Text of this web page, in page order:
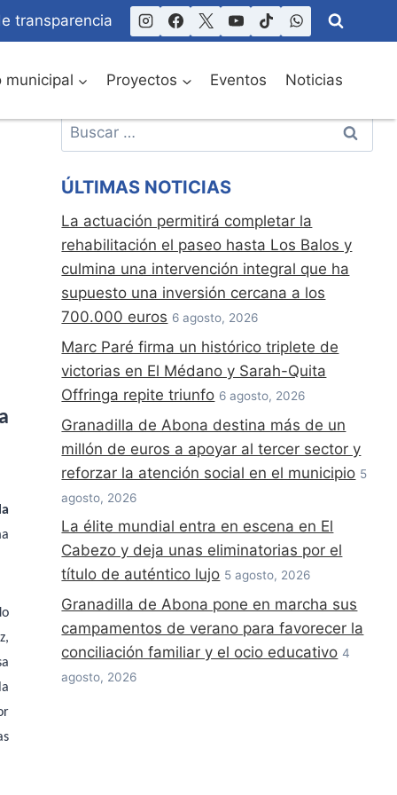
transparencia
municipal Proyectos Eventos Noticias
la
Buscar:
ÚLTIMAS NOTICIAS
La actuación permitirá completar la
rehabilitación el paseo hasta Los Balos y
culmina una intervención integral que ha
supuesto una inversión cercana a los
700.000 euros 6 agosto, 2026
Marc Paré firma un histórico triplete de
victorias en El Médano y Sarah-Quita
Offringa repite triunfo 6 agosto, 2026
Granadilla de Abona destina más de un
millón de euros a apoyar al tercer sector y
reforzar la atención social en el municipio 5
agosto, 2026
La élite mundial entra en escena en El
Cabezo y deja unas eliminatorias por el
título de auténtico lujo 5 agosto, 2026
Granadilla de Abona pone en marcha sus
campamentos de verano para favorecer la
conciliación familiar y el ocio educativo 4
agosto, 2026